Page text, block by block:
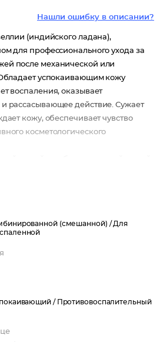
Нашли ошибку в описании?
(индийского ладана),
для профессионального ухода за
после механической или
успокаивающим кожу
воспаления, оказывает
и рассасывающее действие. Сужает
кожу, обеспечивает чувство
косметологического
(смешанной) /Для
/ Противовоспалительный